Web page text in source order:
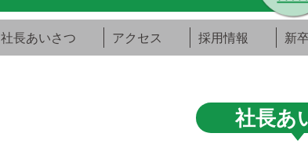
社長あいさつ アクセス 採用情報 新
社長あ